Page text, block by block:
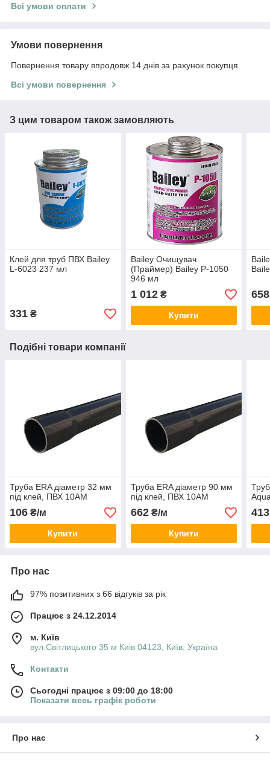
Всі умови оплати
Умови повернення
Повернення товару впродовж 14 днів за рахунок покупця
Всі умови повернення
З цим товаром також замовляють
Клей для труб ПВХ Bailey
L-6023 237 мл
331 ₴
Bailey Очищувач
(Праймер) Bailey P-1050
946 мл
1 012₴
Купити
658
Подібні товари компанії
Труба ERA діаметр 32 мм
під клей, ПВХ 10АМ
106 ₴/м
Купити
Труба ERA діаметр 90 мм
під клей, ПВХ 10АМ
662₴/м
Купити
413
Про нас
97% позитивних з 66 відгуків за рік
Працює з 24.12.2014
м. Київ
вул.Світлицького 35 м Киів 04123, Київ, Україна
Контакти
Сьогодні працює з 09:00 до 18:00
Показати весь графік роботи
Про нас